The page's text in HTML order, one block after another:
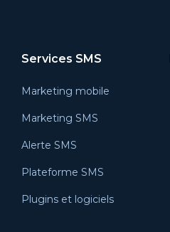
Services SMS
Marketing mobile
Marketing SMS
Alerte SMS
Plateforme SMS
Plugins et logiciels